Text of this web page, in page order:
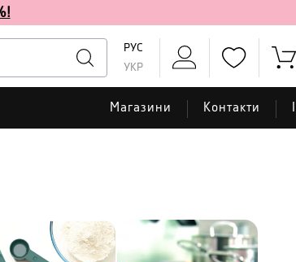
РУС
УКР
Магазини Контакти